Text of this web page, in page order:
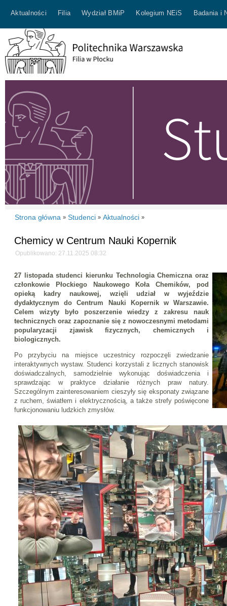
Aktualności Filia Wydział BMiP Kolegium NEiS Badania i
Strona główna » Studenci » Aktualności »
Chemicy w Centrum Nauki Kopernik
Opublikowano: 27.11.2025 08:32
27 listopada studenci kierunku Technologia Chemiczna oraz
członkowie Płockiego Naukowego Koła Chemików, pod
opieką kadry naukowej, wzięli udział w wyjeździe
dydaktycznym do Centrum Nauki Kopernik w Warszawie.
Celem wizyty było poszerzenie wiedzy z zakresu nauk
technicznych oraz zapoznanie się z nowoczesnymi metodami
popularyzacji zjawisk fizycznych, chemicznych i
biologicznych.
Po przybyciu na miejsce uczestnicy rozpoczęli zwiedzanie
interaktywnych wystaw. Studenci korzystali z licznych stanowisk
doświadczalnych, samodzielnie wykonując doświadczenia i
sprawdzając w praktyce działanie różnych praw natury.
Szczególnym zainteresowaniem cieszyły się eksponaty związane
z ruchem, światłem i elektrycznością, a także strefy poświęcone
funkcjonowaniu ludzkich zmysłów.